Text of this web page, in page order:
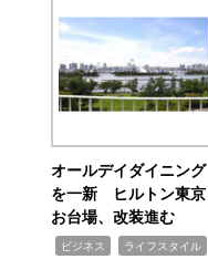
オールデイダイニング
を一新 ヒルトン東京
お台場、改装進む
ビジネス ライフスタイル